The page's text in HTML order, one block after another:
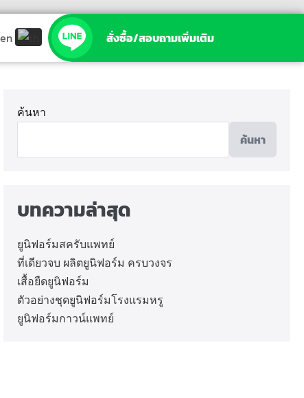
สั่งซื้อ/สอบถามเพิ่มเติม
ค้นหา
ค้นหา
บทความล่าสุด
ยูนิฟอร์มสครับแพทย์
ที่เดียวจบ ผลิตยูนิฟอร์ม ครบวงจร
เสื้อยืดยูนิฟอร์ม
ตัวอย่างชุดยูนิฟอร์มโรงแรมหรู
ยูนิฟอร์มกาวน์แพทย์